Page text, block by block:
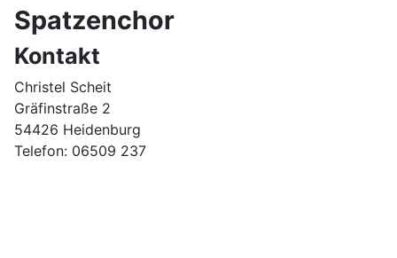
Spatzenchor
Kontakt
Christel Scheit
Gräfinstraße 2
54426 Heidenburg
Telefon: 06509 237